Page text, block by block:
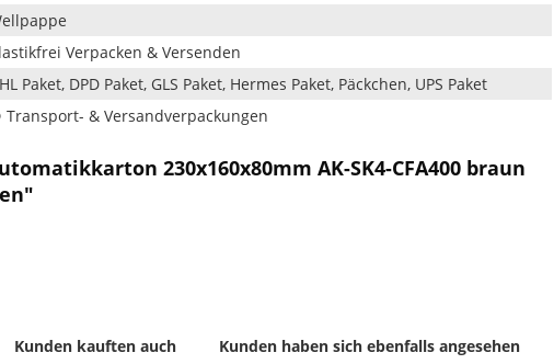
Verpacken & Versenden
Paket, DPD Paket, GLS Paket, Hermes Paket, Päckchen, UPS Paket
& Versandverpackungen
230x160x80mm AK-SK4-CFA400 braun
Kunden kauften auch Kunden haben sich ebenfalls angesehen